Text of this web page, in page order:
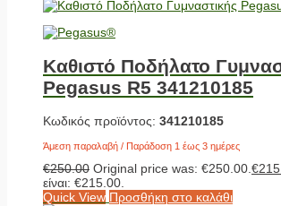
Καθιστό Ποδήλατο
Pegasus R5 341210185
Κωδικός προϊόντος: 341210185
Άμεση παραλαβή / Παράδοση 1 έως 3 ημέρες
€250.00 Original price was: €250.00. €
είναι: €215.00.
Quick View Προσθήκη στο καλάθι